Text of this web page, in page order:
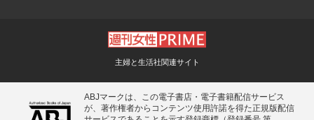
主婦と生活社関連サイト
ABJマークは、この電子書店・電子書籍配信サービス
が、著作権者からコンテンツ使用許諾を得た正規版配信